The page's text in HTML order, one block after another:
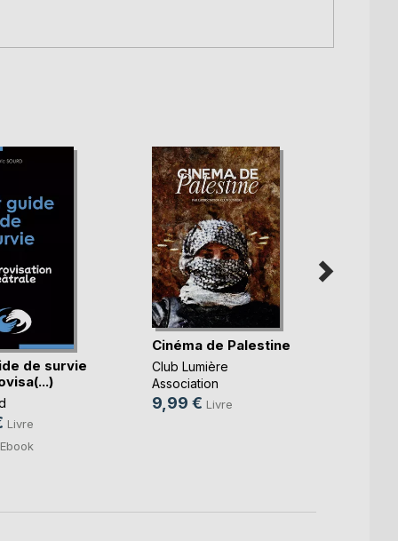
de survie
Livre
Ebook
Cinéma de Palestine
Club Lumière
Association
9,99 € Livre